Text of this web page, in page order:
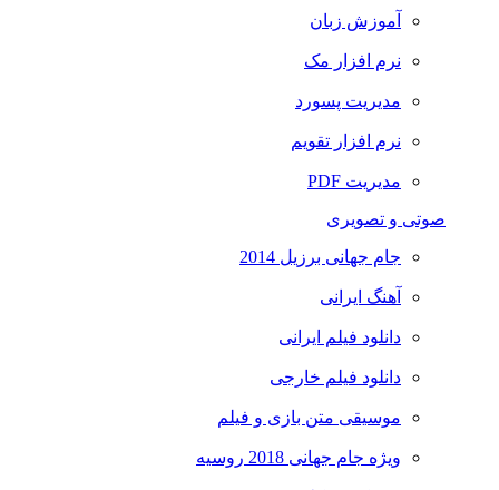
آموزش زبان
نرم افزار مک
مدیریت پسورد
نرم افزار تقویم
مدیریت PDF
صوتی و تصویری
جام جهانی برزیل 2014
آهنگ ایرانی
دانلود فیلم ایرانی
دانلود فیلم خارجی
موسیقی متن بازی و فیلم
ویژه جام جهانی 2018 روسیه